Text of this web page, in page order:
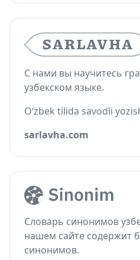
С нами вы научитесь
узбекском языке.
O‘zbek tilida savodli
sarlavha.com
Словарь синонимов
нашем сайте содержит
синонимов.